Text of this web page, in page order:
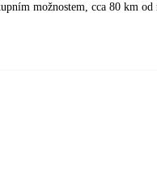
možnostem, cca 80 km od